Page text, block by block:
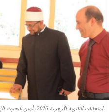
امتحانات الثانوية الأزهرية 2026، أمين البحوث الإسلامية يشيد بانضباط لجان الغربية - المدينة برس